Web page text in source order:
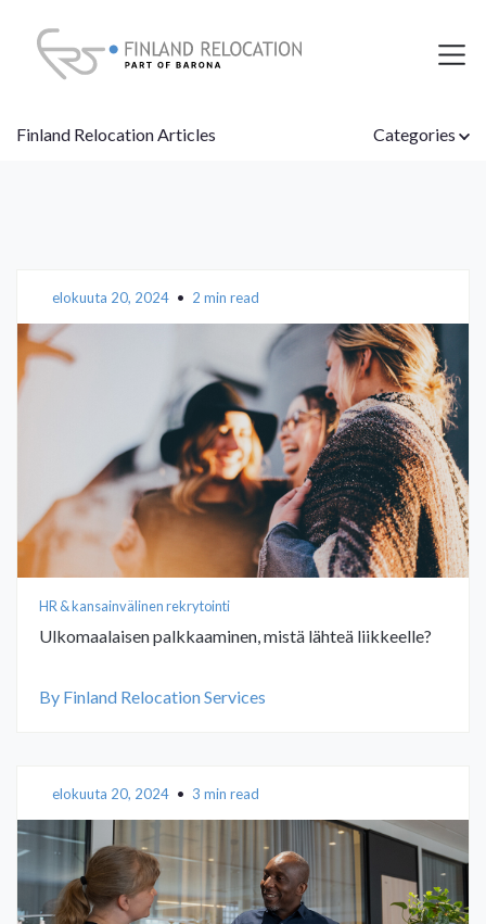
Finland Relocation Articles Categories
elokuuta 20, 2024 • 2 min read
HR & kansainvälinen rekrytointi
Ulkomaalaisen palkkaaminen, mistä lähteä liikkeelle?
By Finland Relocation Services
elokuuta 20, 2024 • 3 min read